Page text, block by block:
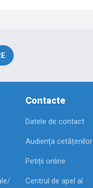
Contacte
Datele de contact
Audiența cetățenilor
Petiții online
Centrul de apel al